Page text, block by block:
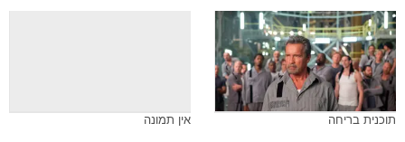
תוכנית בריחה אין תמונה